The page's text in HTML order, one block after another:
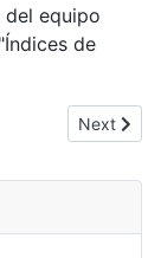
del equipo
de
Next
Next